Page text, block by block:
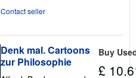
Contact seller
Denk mal. Cartoons
zur Philosophie
Buy
£